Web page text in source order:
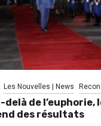
Les Nouvelles | News
delà de l’euphorie,
des résultats